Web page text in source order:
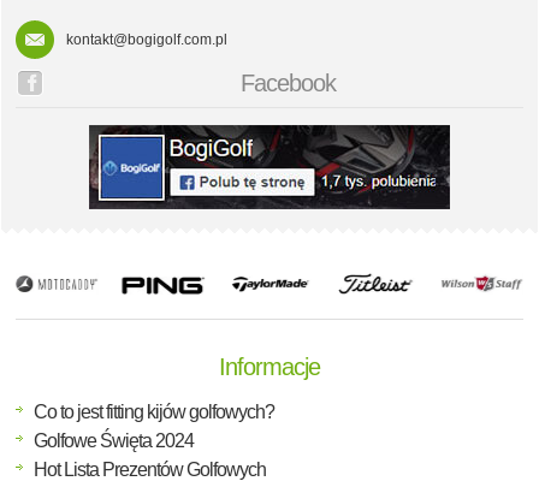
kontakt@bogigolf.com.pl
Facebook
Informacje
Co to jest fitting kijów golfowych?
Golfowe Święta 2024
Hot Lista Prezentów Golfowych